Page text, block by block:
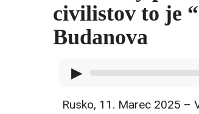
civilistov to je
Budanova
▶
Rusko, 11. Marec 2025 –